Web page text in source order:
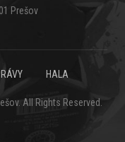
Prešov
HALA
All Rights Reserved.